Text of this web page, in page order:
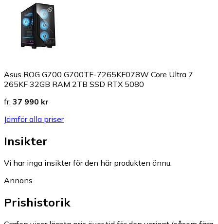
Asus ROG G700 G700TF-7265KF078W Core Ultra 7
265KF 32GB RAM 2TB SSD RTX 5080
fr. 37 990 kr
Jämför alla priser
Insikter
Vi har inga insikter för den här produkten ännu.
Annons
Prishistorik